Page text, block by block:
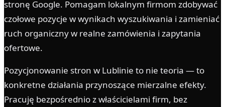
stronę Google. Pomagam lokalnym firmom zdobywać
czołowe pozycje w wynikach wyszukiwania i zamieniać
ruch organiczny w realne zamówienia i zapytania
ofertowe.
Pozycjonowanie stron w Lublinie to nie teoria — to
konkretne działania przynoszące mierzalne efekty.
Pracuję bezpośrednio z właścicielami firm, bez